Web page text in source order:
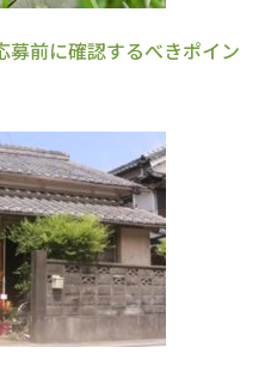
募前に確認するべきポイン